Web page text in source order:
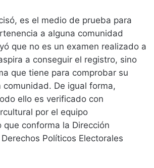
es el medio de prueba para
a alguna comunidad
que no es un examen realizado a
a conseguir el registro, sino
que tiene para comprobar su
comunidad. De igual forma,
ello es verificado con
por el equipo
que conforma la Dirección
Políticos Electorales